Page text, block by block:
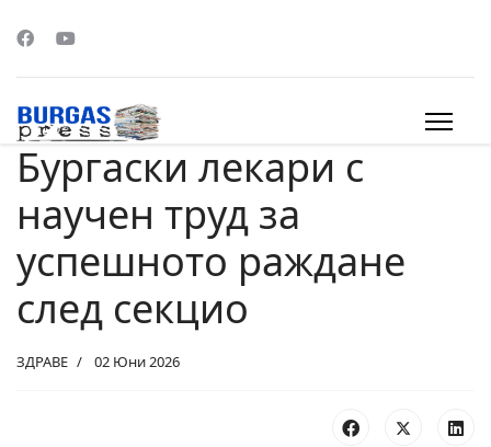
Бургаски лекари с
научен труд за
успешното раждане
след секцио
ЗДРАВЕ 02 Юни 2026